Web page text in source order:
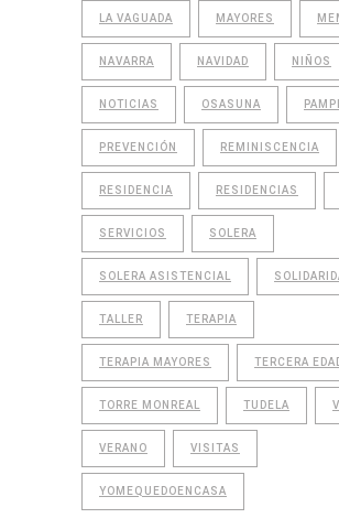
LA VAGUADA MAYORES
NAVARRA NAVIDAD NIÑOS
NOTICIAS OSASUNA
PREVENCIÓN REMINISCENCIA
RESIDENCIA RESIDENCIAS
SERVICIOS SOLERA
SOLERA ASISTENCIAL
TALLER TERAPIA
TERAPIA MAYORES TERCERA
TORRE MONREAL TUDELA
VERANO VISITAS
YOMEQUEDOENCASA